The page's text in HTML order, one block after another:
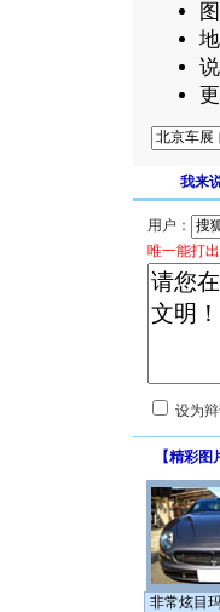
我来
用户：
唯一能打
设为
【精彩图
非常炫目